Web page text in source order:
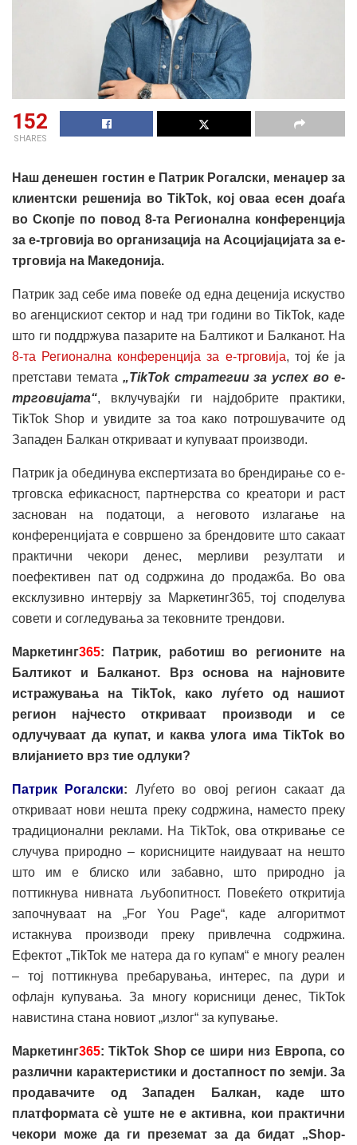
152
SHARES
Наш денешен гостин е Патрик Рогалски, менаџер за
клиентски решенија во TikTok, кој оваа есен доаѓа
во Скопје по повод 8-та Регионална конференција
за е-трговија во организација на Асоцијацијата за е-
трговија на Македонија.
Патрик зад себе има повеќе од една деценија искуство
во агенцискиот сектор и над три години во TikTok, каде
што ги поддржува пазарите на Балтикот и Балканот. На
8-та Регионална конференција за е-трговија, тој ќе ја
претстави темата „TikTok стратегии за успех во е-
трговијата“, вклучувајќи ги најдобрите практики,
TikTok Shop и увидите за тоа како потрошувачите од
Западен Балкан откриваат и купуваат производи.
Патрик ја обединува експертизата во брендирање со е-
трговска ефикасност, партнерства со креатори и раст
заснован на податоци, а неговото излагање на
конференцијата е совршено за брендовите што сакаат
практични чекори денес, мерливи резултати и
поефективен пат од содржина до продажба. Во ова
ексклузивно интервју за Маркетинг365, тој споделува
совети и согледувања за тековните трендови.
Маркетинг365:
Патрик, работиш во регионите на
Балтикот и Балканот. Врз основа на најновите
истражувања на TikTok, како луѓето од нашиот
регион најчесто откриваат производи и се
одлучуваат да купат, и каква улога има TikTok во
влијанието врз тие одлуки?
Патрик Рогалски: Луѓето во овој регион сакаат да
откриваат нови нешта преку содржина, наместо преку
традиционални реклами. На TikTok, ова откривање се
случува природно – корисниците наидуваат на нешто
што им е блиско или забавно, што природно ја
поттикнува нивната љубопитност. Повеќето откритија
започнуваат на „For You Page“, каде алгоритмот
истакнува производи преку привлечна содржина.
Ефектот „TikTok ме натера да го купам“ е многу реален
– тој поттикнува пребарувања, интерес, па дури и
офлајн купувања. За многу корисници денес, TikTok
навистина стана новиот „излог“ за купување.
Маркетинг365: TikTok Shop се шири низ Европа, со
различни карактеристики и достапност по земји. За
продавачите од Западен Балкан, каде што
платформата сè уште не е активна, кои практични
чекори може да ги преземат за да бидат „Shop-